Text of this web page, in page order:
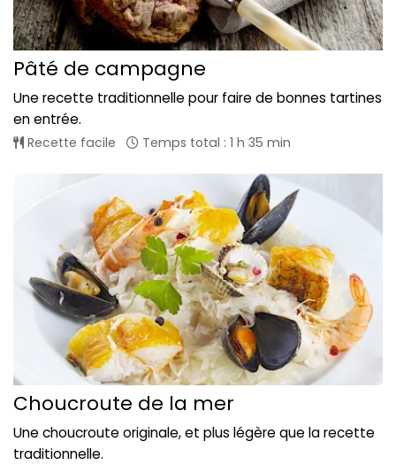
Pâté de campagne
Une recette traditionnelle pour faire de bonnes tartines
en entrée.
Recette facile Temps total : 1 h 35 min
Choucroute de la mer
Une choucroute originale, et plus légère que la recette
traditionnelle.